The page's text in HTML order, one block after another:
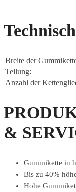
Breite der
Teilung:
Anzahl der
&
Gummikette in
Bis zu 40%
Hohe